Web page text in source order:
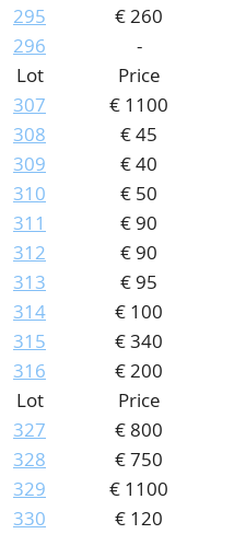
295
€ 260
296
-
Lot
Price
307
€ 1100
308
€ 45
309
€ 40
310
€ 50
311
€ 90
312
€ 90
313
€ 95
314
€ 100
315
€ 340
316
€ 200
Lot
Price
327
€ 800
328
€ 750
329
€ 1100
330
€ 120